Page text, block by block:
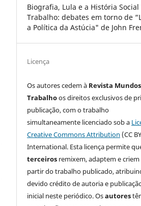
Biografia, Lula e a História Social
Trabalho: debates em torno de
a Política da Astúcia" de John
Licença
Os autores cedem à Revista
Trabalhoos direitos exclusivos de
publicação, com o trabalho
simultaneamente licenciado sob a
Creative Commons Attribution (CC
International. Esta licença permite
terceiros remixem, adaptem e criem
partir do trabalho publicado,
devido crédito de autoria e
inicial neste periódico. Osautores